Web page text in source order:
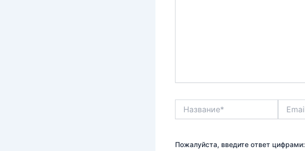
Пожалуйста, введите ответ цифрами: